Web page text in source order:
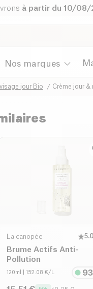
à partir du 10/08/
Nos marques
jour Bio Crème jour
La canopée 5.0
Brume Actifs Anti-
Pollution
120ml | 152.08 €/L